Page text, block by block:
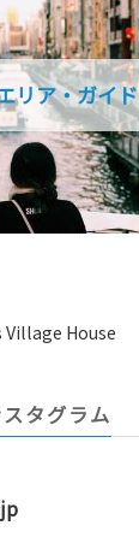
リア・ガイド
タグラム